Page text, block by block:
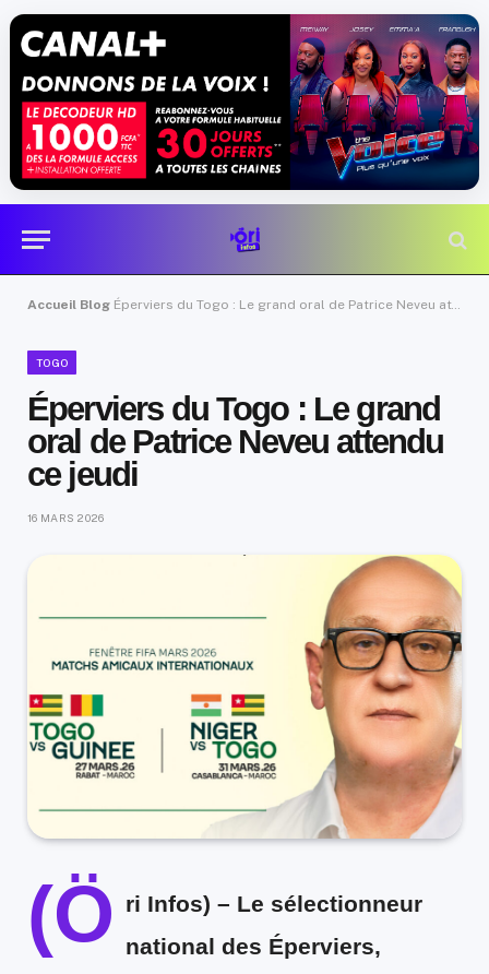
Accueil Blog Éperviers du Togo : Le grand oral de Patrice Neveu attendu ce jeudi
TOGO
Éperviers du Togo : Le grand
oral de Patrice Neveu attendu
ce jeudi
16 MARS 2026
(Ö ri Infos) – Le sélectionneur
national des Éperviers,